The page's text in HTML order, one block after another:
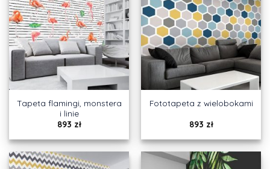
Tapeta flamingi, monstera
i linie
893 zł
Fototapeta z wielobokami
893 zł